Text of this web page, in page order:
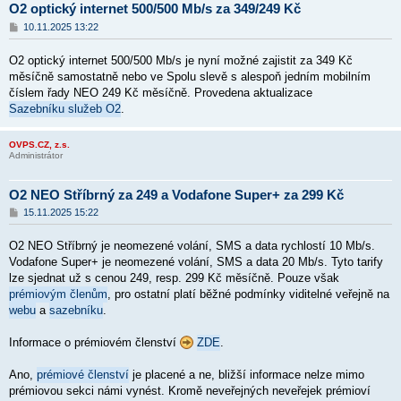
O2 optický internet 500/500 Mb/s za 349/249 Kč
P
ř
s
p
ě
v
e
k
10.11.2025 13:22
O2 optický internet 500/500 Mb/s je nyní možné zajistit za 349 Kč
měsíčně samostatně nebo ve Spolu slevě s alespoň jedním mobilním
číslem řady NEO 249 Kč měsíčně. Provedena aktualizace
Sazebníku služeb O2
OVPS.CZ, z.s.
Administrátor
O2 NEO Stříbrný za 249 a Vodafone Super+ za 299 Kč
P
ř
s
p
v
e
k
15.11.2025 15:22
O2 NEO Stříbrný je neomezené volání, SMS a data rychlostí 10 Mb/s.
Vodafone Super+ je neomezené volání, SMS a data 20 Mb/s. Tyto tarify
lze sjednat už s cenou 249, resp. 299 Kč měsíčně. Pouze však
prémiovým členům, pro ostatní platí běžné podmínky viditelné veřejně na
webu a sazebníku.
Informace o prémiovém členství ZDE.
Ano, prémiové členství je placené a ne, bližší informace nelze mimo
prémiovou sekci námi vynést. Kromě neveřejných neveřejek prémioví